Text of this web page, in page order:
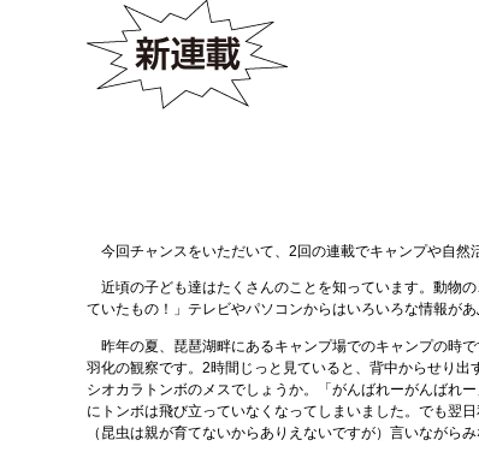
今回チャンスをいただいて、2回の連載でキャンプや自然
近頃の子ども達はたくさんのことを知っています。動物
ていたもの！」テレビやパソコンからはいろいろな情報が
昨年の夏、琵琶湖畔にあるキャンプ場でのキャンプの時
羽化の観察です。2時間じっと見ていると、背中からせり
シオカラトンボのメスでしょうか。「がんばれーがんばれ
にトンボは飛び立っていなくなってしまいました。でも翌
（昆虫は親が育てないからありえないですが）言いながら